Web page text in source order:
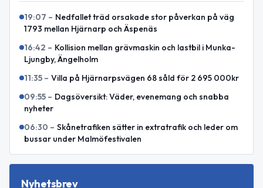
19:07 – Nedfallet träd orsakade stor påverkan på väg
1793 mellan Hjärnarp och Äspenäs
16:42 – Kollision mellan grävmaskin och lastbil i Munka-
Ljungby, Ängelholm
11:35 – Villa på Hjärnarpsvägen 68 såld för 2 695 000kr
09:55 – Dagsöversikt: Väder, evenemang och snabba
nyheter
06:30 – Skånetrafiken sätter in extratrafik och leder om
bussar under Malmöfestivalen
Nyhetsbrev